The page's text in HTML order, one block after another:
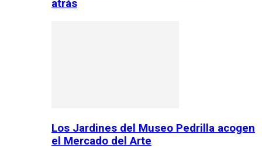
atrás
Los Jardines del Museo Pedrilla acogen
el Mercado del Arte